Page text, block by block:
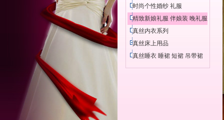
时尚个性婚纱 礼服
精致新娘礼服 伴娘装 晚礼服
真丝内衣系列
真丝床上用品
真丝睡衣 睡裙 短裙 吊带裙